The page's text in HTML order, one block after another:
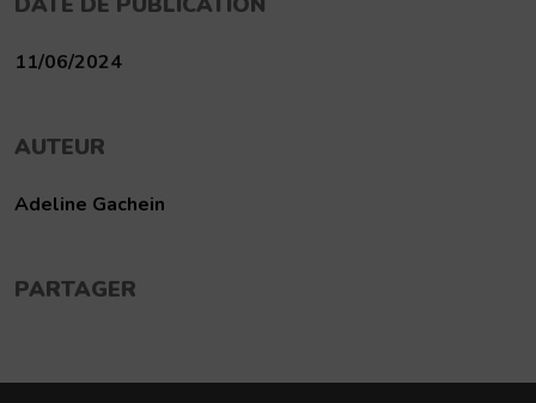
11/06/2024
AUTEUR
Adeline Gachein
PARTAGER